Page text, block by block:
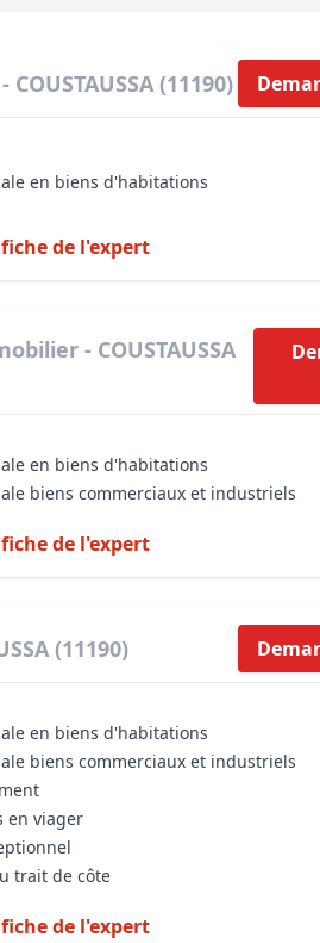
d’Urbanisme (PLU)
Biens
Expertise pré-achat
(11190)
en biens d'habitations
de l'expert
- COUSTAUSSA
en biens d'habitations
biens commerciaux et industriels
de l'expert
(11190)
en biens d'habitations
biens commerciaux et industriels
en viager
trait de côte
de l'expert